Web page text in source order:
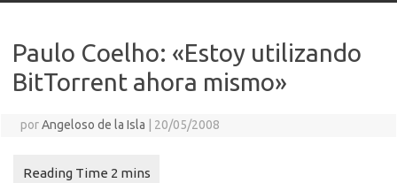
Paulo Coelho: «Estoy utilizando
BitTorrent ahora mismo»
porAngeloso de la Isla 20/05/2008